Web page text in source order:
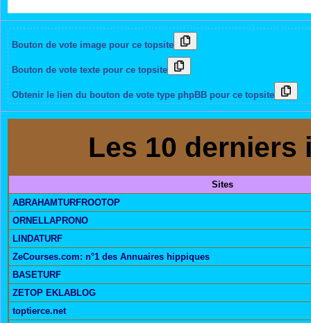
Bouton de vote image pour ce topsite
Bouton de vote texte pour ce topsite
Obtenir le lien du bouton de vote type phpBB pour ce topsite
Les 10
Sites
ABRAHAMTURFROOTOP
ORNELLAPRONO
LINDATURF
ZeCourses.com: n°1 des Annuaires hippiques
BASETURF
ZETOP EKLABLOG
toptierce.net